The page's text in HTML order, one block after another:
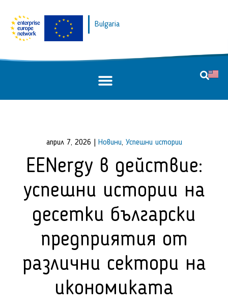
Bulgaria
април 7, 2026 Новини, Успешни истории
EENergy в действие:
успешни истории на
десетки български
предприятия от
различни сектори на
икономиката